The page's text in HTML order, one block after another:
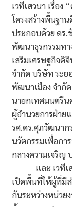
เวทีเสวนา เรื่อง
โครงสร้างพื้นฐา
ประกอบด้วย ดร.
พัฒนาธุรกรรมทา
เสริมเศรษฐกิจดิ
จำกัด บริษัท ระ
พัฒนาเมือง จำกั
นายกเทศมนตรีน
ผู้อำนวยการฝ่าย
รศ.ดร.ศุภวัฒนาก
นวัตกรรมเพื่อกา
กลางความเจริญ
และ เวทีเสวน
เปิดพื้นที่ให้ผู้ที่มีส่
กันระหว่างหน่วย